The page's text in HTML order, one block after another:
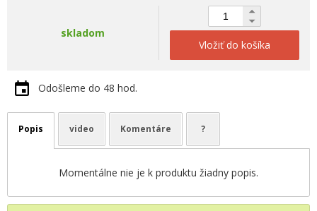
skladom
Vložiť do košíka
Odošleme do 48 hod.
Popis video Komentáre ?
Momentálne nie je k produktu žiadny popis.